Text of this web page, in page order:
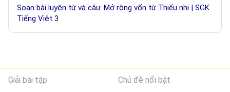
Soạn bài luyện từ và câu: Mở rộng vốn từ Thiếu nhi | SGK
Tiếng Việt 3
Giải bài tập Chủ đề nổi bật